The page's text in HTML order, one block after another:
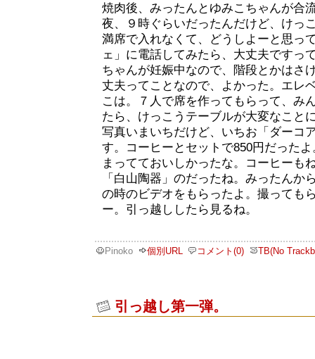
焼肉後、みったんとゆみこちゃんが合
夜、９時ぐらいだったんだけど、けっ
満席で入れなくて、どうしよーと思っ
ェ」に電話してみたら、大丈夫ですっ
ちゃんが妊娠中なので、階段とかはさ
丈夫ってことなので、よかった。エレ
こは。７人で席を作ってもらって、み
たら、けっこうテーブルが大変なこと
写真いまいちだけど、いちお「ダーコ
す。コーヒーとセットで850円だった
まってておいしかったな。コーヒーも
「白山陶器」のだったね。みったんか
の時のビデオをもらったよ。撮っても
ー。引っ越ししたら見るね。
Pinoko 個別URL コメント(0) TB(No
引っ越し第一弾。